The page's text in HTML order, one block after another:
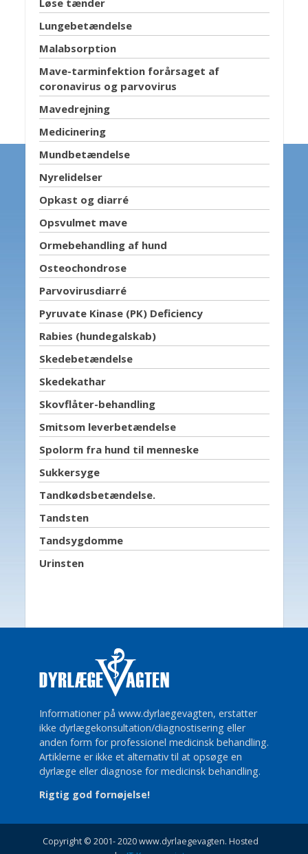
Løse tænder
Lungebetændelse
Malabsorption
Mave-tarminfektion forårsaget af
coronavirus og parvovirus
Mavedrejning
Medicinering
Mundbetændelse
Nyrelidelser
Opkast og diarré
Opsvulmet mave
Ormebehandling af hund
Osteochondrose
Parvovirusdiarré
Pyruvate Kinase (PK) Deficiency
Rabies (hundegalskab)
Skedebetændelse
Skedekathar
Skovflåter-behandling
Smitsom leverbetændelse
Spolorm fra hund til menneske
Sukkersyge
Tandkødsbetændelse.
Tandsten
Tandsygdomme
Urinsten
Informationer på www.dyrlaegevagten, erstatter
ikke dyrlægekonsultation/diagnostisering eller
anden form for professionel medicinsk behandling.
Artiklerne er ikke et alternativ til at opsøge en
dyrlæge eller diagnose for medicinsk behandling.
Rigtig god fornøjelse!
Copyright © 2001- 2020 www.dyrlaegevagten. Hosted